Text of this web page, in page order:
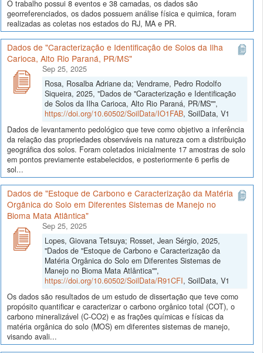
O trabalho possui 8 eventos e 38 camadas, os dados são
georreferenciados, os dados possuem análise física e quimica, foram
realizadas as coletas nos estados do RJ, MA e PR.
Dados de "Caracterização e Identificação de Solos da Ilha
Carioca, Alto Rio Paraná, PR/MS"
Sep 25, 2025
Rosa, Rosalba Adriane da; Vendrame, Pedro Rodolfo
Siqueira, 2025, "Dados de "Caracterização e Identificação
de Solos da Ilha Carioca, Alto Rio Paraná, PR/MS"",
https://doi.org/10.60502/SoilData/IO1FAB, SoilData, V1
Dados de levantamento pedológico que teve como objetivo a inferência
da relação das propriedades observáveis na natureza com a distribuição
geográfica dos solos. Foram coletados inicialmente 17 amostras de solo
em pontos previamente estabelecidos, e posteriormente 6 perfis de
sol...
Dados de "Estoque de Carbono e Caracterização da Matéria
Orgânica do Solo em Diferentes Sistemas de Manejo no
Bioma Mata Atlântica"
Sep 25, 2025
Lopes, Giovana Tetsuya; Rosset, Jean Sérgio, 2025,
"Dados de "Estoque de Carbono e Caracterização da
Matéria Orgânica do Solo em Diferentes Sistemas de
Manejo no Bioma Mata Atlântica"",
https://doi.org/10.60502/SoilData/R91CFI, SoilData, V1
Os dados são resultados de um estudo de dissertação que teve como
propósito quantificar e caracterizar o carbono orgânico total (COT), o
carbono mineralizável (C-CO2) e as frações químicas e físicas da
matéria orgânica do solo (MOS) em diferentes sistemas de manejo,
visando avali...